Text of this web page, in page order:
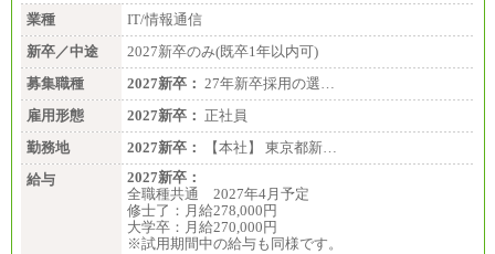
業種
IT/情報通信
新卒／中途
2027新卒のみ(既卒1年以内可)
募集職種
2027新卒： 27年新卒採用の選…
雇用形態
2027新卒： 正社員
勤務地
2027新卒：
【本社】 東京都新…
給与
2027新卒：
全職種共通 2027年4月予定
修士了：月給278,000円
大学卒：月給270,000円
※試用期間中の給与も同様です。